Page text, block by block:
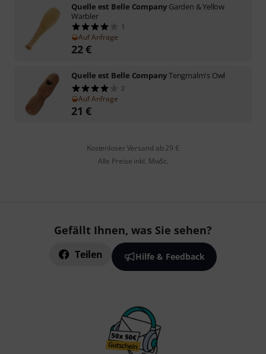
Quelle est Belle Company Garden & Yellow
Warbler
1
Auf Anfrage
22€
Quelle est Belle CompanyTengmalm's Owl
2
Auf Anfrage
21 €
Kostenloser Versand ab 29 €
Alle Preise inkl. MwSt.
Gefällt Ihnen, was Sie sehen?
Teilen Hilfe & Feedback